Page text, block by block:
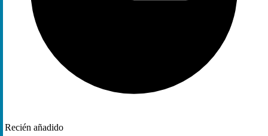
Recién añadido